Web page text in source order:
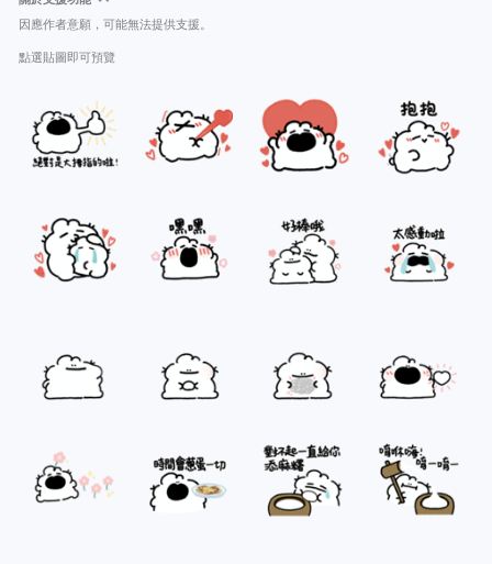
因應作者意願，可能無法提供支援。
點選貼圖即可預覽